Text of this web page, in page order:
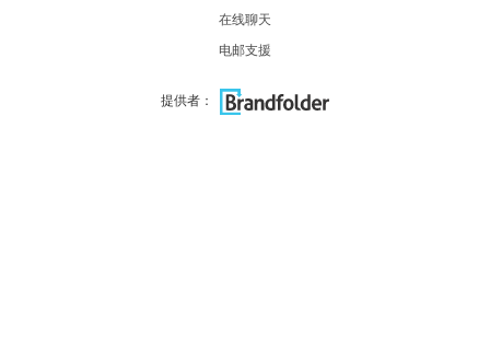
在线聊天
电邮支援
提供者：